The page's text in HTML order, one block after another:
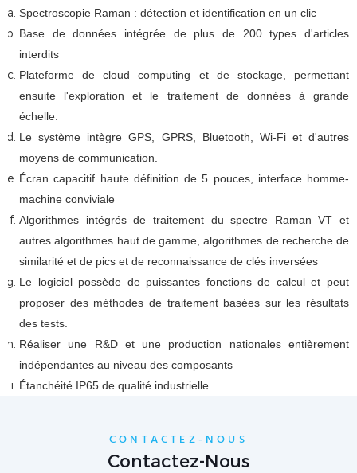
Spectroscopie Raman : détection et identification en un clic
Base de données intégrée de plus de 200 types d'articles
interdits
Plateforme de cloud computing et de stockage, permettant
ensuite l'exploration et le traitement de données à grande
échelle.
Le système intègre GPS, GPRS, Bluetooth, Wi-Fi et d'autres
moyens de communication.
Écran capacitif haute définition de 5 pouces, interface homme-
machine conviviale
Algorithmes intégrés de traitement du spectre Raman VT et
autres algorithmes haut de gamme, algorithmes de recherche de
similarité et de pics et de reconnaissance de clés inversées
Le logiciel possède de puissantes fonctions de calcul et peut
proposer des méthodes de traitement basées sur les résultats
des tests.
Réaliser une R&D et une production nationales entièrement
indépendantes au niveau des composants
Étanchéité IP65 de qualité industrielle
CONTACTEZ-NOUS
Contactez-Nous